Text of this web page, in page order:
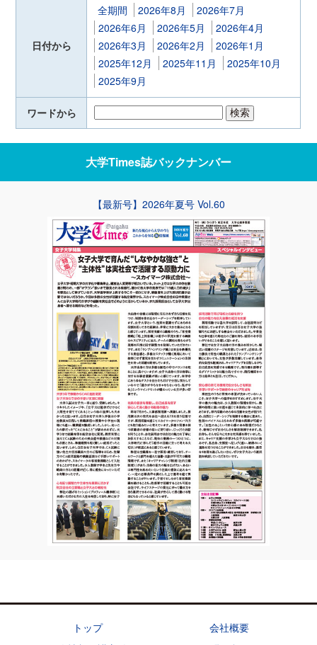
日付から
全期間 2026年8月
2026年7月
2026年6月
2026年5月
2026年4月
2026年3月
2026年2月
2026年1月
2025年12月
2025年11月
2025年10月
2025年9月
ワードから
大学Times誌バックナンバー
【最新号】2026年夏号 Vol.60
トップ
会社概要